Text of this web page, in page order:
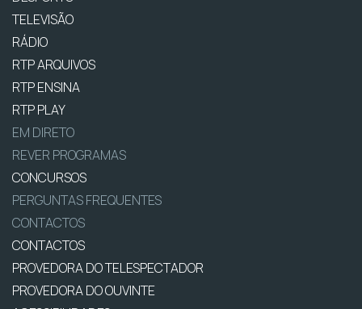
TELEVISÃO
RÁDIO
RTP ARQUIVOS
RTP ENSINA
RTP PLAY
EM DIRETO
REVER PROGRAMAS
CONCURSOS
PERGUNTAS FREQUENTES
CONTACTOS
CONTACTOS
PROVEDORA DO TELESPECTADOR
PROVEDORA DO OUVINTE